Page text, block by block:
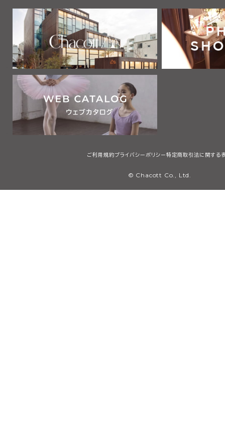
ご利用規約プライバシーポリシー 特定商取引法に関する
© Chacott Co., Ltd.